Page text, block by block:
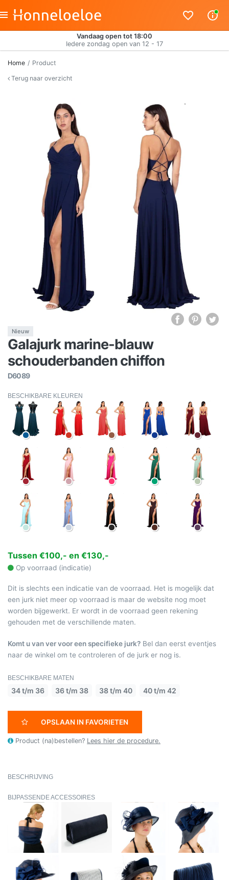
Vandaag open tot 18:00
Iedere zondag open van 12 - 17
Home
Product
Terug naar overzicht
Nieuw
Galajurk marine-blauw
schouderbanden chiffon
D6089
BESCHIKBARE KLEUREN
Tussen €100,- en €130,-
Op voorraad (indicatie)
Dit is slechts een indicatie van de voorraad. Het is mogelijk dat
een jurk niet meer op voorraad is maar de website nog moet
worden bijgewerkt. Er wordt in de voorraad geen rekening
gehouden met de verschillende maten.
Komt u van ver voor een specifieke jurk? Bel dan eerst eventjes
naar de winkel om te controleren of de jurk er nog is.
BESCHIKBARE MATEN
34 t/m 36 36 t/m 38 38 t/m 40 40 t/m 42
OPSLAAN IN FAVORIETEN
Product (na)bestellen? Lees hier de procedure.
BESCHRIJVING
BIJPASSENDE ACCESSOIRES